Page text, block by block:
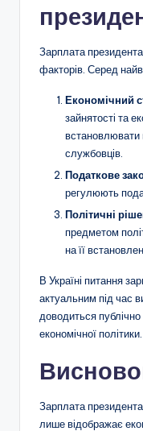
Зарплата
факторів. Серед
Економічний
зайнятості та
встановлювати
службовців.
Податкове
регулюють
Політичні
предметом
на її
В Україні питання
актуальним під час
доводиться
економічної політики.
Зарплата
лише відображає